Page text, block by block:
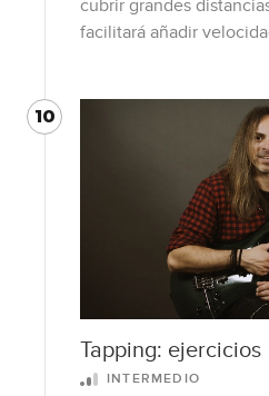
cubrir grandes
facilitará añadir
10
Tapping: ejercicios
INTERMEDIO